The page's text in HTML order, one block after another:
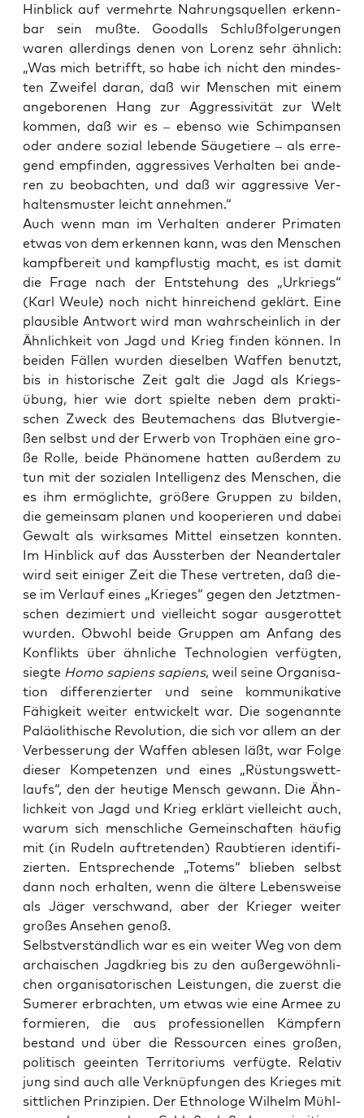
Hin­blick auf ver­mehr­te Nah­rungs­quel­len erkenn­
bar sein muß­te. Goo­dalls Schluß­fol­ge­run­gen
waren aller­dings denen von Lorenz sehr ähn­lich:
„Was mich betrifft, so habe ich nicht den min­des­
ten Zwei­fel dar­an, daß wir Men­schen mit einem
ange­bo­re­nen Hang zur Aggres­si­vi­tät zur Welt
kom­men, daß wir es – eben­so wie Schim­pan­sen
oder ande­re sozi­al leben­de Säu­ge­tie­re – als erre­
gend emp­fin­den, aggres­si­ves Ver­hal­ten bei ande­
ren zu beob­ach­ten, und daß wir aggres­si­ve Ver­
hal­tens­mus­ter leicht annehmen.“
Auch wenn man im Ver­hal­ten ande­rer Pri­ma­ten
etwas von dem erken­nen kann, was den Men­schen
kampf­be­reit und kampf­lus­tig macht, es ist damit
die Fra­ge nach der Ent­ste­hung des „Urkriegs“
(Karl Weu­le) noch nicht hin­rei­chend geklärt. Eine
plau­si­ble Ant­wort wird man wahr­schein­lich in der
Ähn­lich­keit von Jagd und Krieg fin­den kön­nen. In
bei­den Fäl­len wur­den die­sel­ben Waf­fen benutzt,
bis in his­to­ri­sche Zeit galt die Jagd als Kriegs­
übung, hier wie dort spiel­te neben dem prak­ti­
schen Zweck des Beu­te­ma­chens das Blut­ver­gie­
ßen selbst und der Erwerb von Tro­phä­en eine gro­
ße Rol­le, bei­de Phä­no­me­ne hat­ten außer­dem zu
tun mit der sozia­len Intel­li­genz des Men­schen, die
es ihm ermög­lich­te, grö­ße­re Grup­pen zu bil­den,
die gemein­sam pla­nen und koope­rie­ren und dabei
Gewalt als wirk­sa­mes Mit­tel ein­set­zen konn­ten.
Im Hin­blick auf das Aus­ster­ben der Nean­der­ta­ler
wird seit eini­ger Zeit die The­se ver­tre­ten, daß die­
se im Ver­lauf eines „Krie­ges“ gegen den Jetzt­men­
schen dezi­miert und viel­leicht sogar aus­ge­rot­tet
wur­den. Obwohl bei­de Grup­pen am Anfang des
Kon­flikts über ähn­li­che Tech­no­lo­gien ver­füg­ten,
sieg­te Homo sapi­ens sapi­ens, weil sei­ne Orga­ni­sa­
ti­on dif­fe­ren­zier­ter und sei­ne kom­mu­ni­ka­ti­ve
Fähig­keit wei­ter ent­wi­ckelt war. Die soge­nann­te
Paläo­li­thi­sche Revo­lu­ti­on, die sich vor allem an der
Ver­bes­se­rung der Waf­fen able­sen läßt, war Fol­ge
die­ser Kom­pe­ten­zen und eines „Rüs­tungs­wett­
laufs“, den der heu­ti­ge Mensch gewann. Die Ähn­
lich­keit von Jagd und Krieg erklärt viel­leicht auch,
war­um sich mensch­li­che Gemein­schaf­ten häu­fig
mit (in Rudeln auf­tre­ten­den) Raub­tie­ren iden­ti­fi­
zier­ten. Ent­spre­chen­de „Totems“ blie­ben selbst
dann noch erhal­ten, wenn die älte­re Lebens­wei­se
als Jäger ver­schwand, aber der Krie­ger wei­ter
gro­ßes Anse­hen genoß.
Selbst­ver­ständ­lich war es ein wei­ter Weg von dem
archai­schen Jagd­krieg bis zu den außer­ge­wöhn­li­
chen orga­ni­sa­to­ri­schen Leis­tun­gen, die zuerst die
Sume­rer erbrach­ten, um etwas wie eine Armee zu
for­mie­ren, die aus pro­fes­sio­nel­len Kämp­fern
bestand und über die Res­sour­cen eines gro­ßen,
poli­tisch geein­ten Ter­ri­to­ri­ums ver­füg­te. Rela­tiv
jung sind auch alle Ver­knüp­fun­gen des Krie­ges mit
sitt­li­chen Prin­zi­pi­en. Der Eth­no­lo­ge Wil­helm Mühl­